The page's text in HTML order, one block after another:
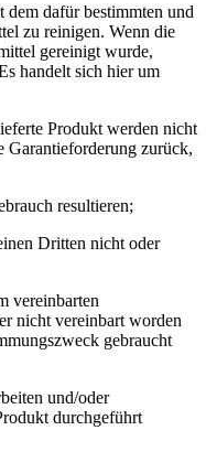
dem dafür bestimmten und
zu reinigen. Wenn die
gereinigt wurde,
handelt sich hier um
Produkt werden nicht
Garantieforderung zurück,
resultieren;
Dritten nicht oder
vereinbarten
nicht vereinbart worden
gebraucht
und/oder
durchgeführt